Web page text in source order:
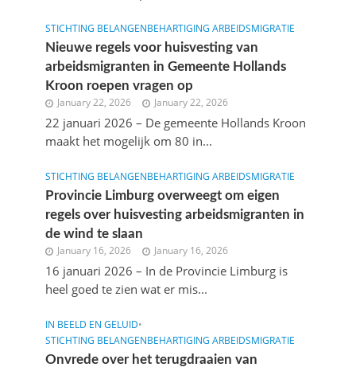
STICHTING BELANGENBEHARTIGING ARBEIDSMIGRATIE
Nieuwe regels voor huisvesting van
arbeidsmigranten in Gemeente Hollands
Kroon roepen vragen op
January 22, 2026 January 22, 2026
22 januari 2026 – De gemeente Hollands Kroon
maakt het mogelijk om 80 in...
STICHTING BELANGENBEHARTIGING ARBEIDSMIGRATIE
Provincie Limburg overweegt om eigen
regels over huisvesting arbeidsmigranten in
de wind te slaan
January 16, 2026 January 16, 2026
16 januari 2026 – In de Provincie Limburg is
heel goed te zien wat er mis...
IN BEELD EN GELUID•
STICHTING BELANGENBEHARTIGING ARBEIDSMIGRATIE
Onvrede over het terugdraaien van